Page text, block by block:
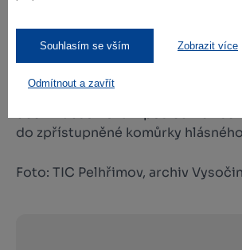
Souhlasím se vším Zobrazit více
Odmítnout a zavřít
Během zdolávání 148 schodů
do zpřístupněné komůrky
Foto: TIC Pelhřimov, archiv